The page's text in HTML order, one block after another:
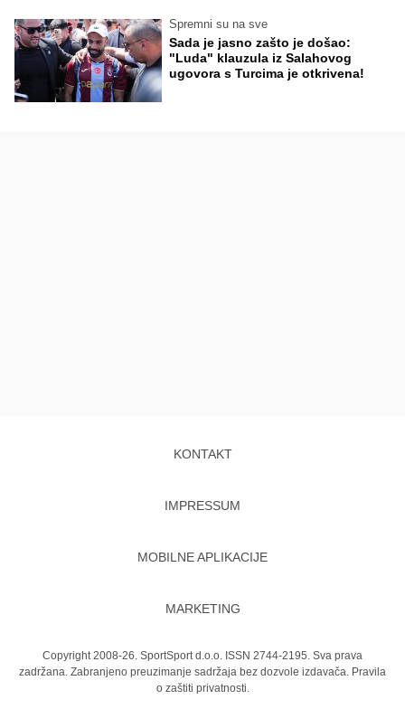
Spremni su na sve
Sada je jasno zašto je došao:
"Luda" klauzula iz Salahovog
ugovora s Turcima je otkrivena!
KONTAKT
IMPRESSUM
MOBILNE APLIKACIJE
MARKETING
Copyright 2008-26. SportSport d.o.o. ISSN 2744-2195. Sva prava
zadržana. Zabranjeno preuzimanje sadržaja bez dozvole izdavača. Pravila
o zaštiti privatnosti.